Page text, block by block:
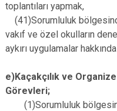
toplantıları yapmak,
(41)Sorumluluk
vakıf ve özel okulların
aykırı uygulamalar
e)Kaçakçılık ve
Görevleri;
(1)Sorumluluk